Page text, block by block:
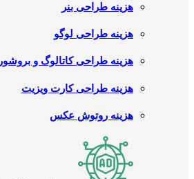
هزینه طراحی بنر
هزینه طراحی لوگو
هزینه طراحی کاتالوگ و بروشور
هزینه طراحی کارت ویزیت
هزینه روتوش عکس